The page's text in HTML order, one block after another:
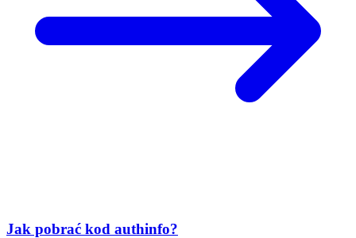
Jak pobrać kod authinfo?